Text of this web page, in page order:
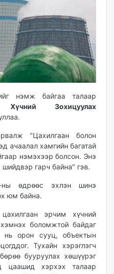
нэмж байгаа талаар
Зохицуулах
"Цахилгаан болон
ачаалал хамгийн багатай
нэмэхээр болсон. Энэ
гарч байна" гэв.
ны өдрөөс эхлэн шинэ
юм байна.
эрчим хүчний
хэмнэх боломжтой байдаг
орон сууц, объектын
Тухайн хэрэглэгч
бууруулах хөшүүрэг
цаашид хэрхэх талаар